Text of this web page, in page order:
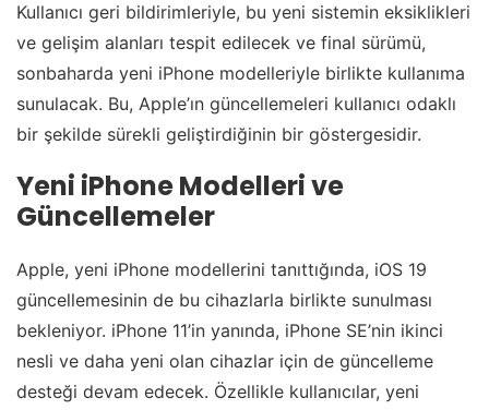
Kullanıcı geri bildirimleriyle, bu yeni sistemin eksiklikleri
ve gelişim alanları tespit edilecek ve final sürümü,
sonbaharda yeni iPhone modelleriyle birlikte kullanıma
sunulacak. Bu, Apple’ın güncellemeleri kullanıcı odaklı
bir şekilde sürekli geliştirdiğinin bir göstergesidir.
Yeni iPhone Modelleri ve
Güncellemeler
Apple, yeni iPhone modellerini tanıttığında, iOS 19
güncellemesinin de bu cihazlarla birlikte sunulması
bekleniyor. iPhone 11’in yanında, iPhone SE’nin ikinci
nesli ve daha yeni olan cihazlar için de güncelleme
desteği devam edecek. Özellikle kullanıcılar, yeni